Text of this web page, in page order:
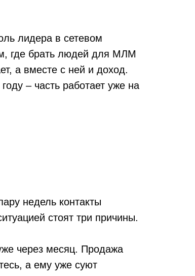
лидера в сетевом
где брать людей для МЛМ
а вместе с ней и доход.
– часть работает уже на
недель контакты
стоят три причины.
через месяц. Продажа
а ему уже суют